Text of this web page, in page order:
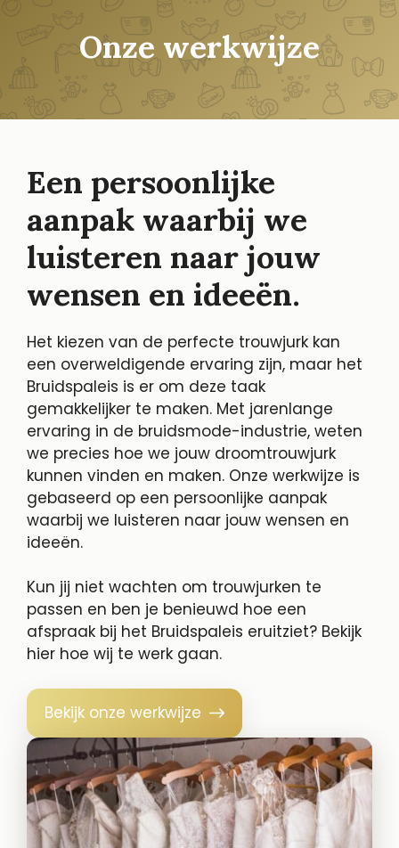
Onze werkwijze
Een persoonlijke
aanpak waarbij we
luisteren naar jouw
wensen en ideeën.
Het kiezen van de perfecte trouwjurk kan
een overweldigende ervaring zijn, maar het
Bruidspaleis is er om deze taak
gemakkelijker te maken. Met jarenlange
ervaring in de bruidsmode-industrie, weten
we precies hoe we jouw droomtrouwjurk
kunnen vinden en maken. Onze werkwijze is
gebaseerd op een persoonlijke aanpak
waarbij we luisteren naar jouw wensen en
ideeën.
Kun jij niet wachten om trouwjurken te
passen en ben je benieuwd hoe een
afspraak bij het Bruidspaleis eruitziet? Bekijk
hier hoe wij te werk gaan.
Bekijk onze werkwijze